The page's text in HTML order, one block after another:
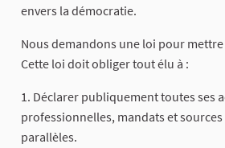
envers la démocratie.
Nous demandons une loi pour
Cette loi doit obliger tout élu à :
1. Déclarer publiquement toutes ses
professionnelles, mandats et sources
parallèles.